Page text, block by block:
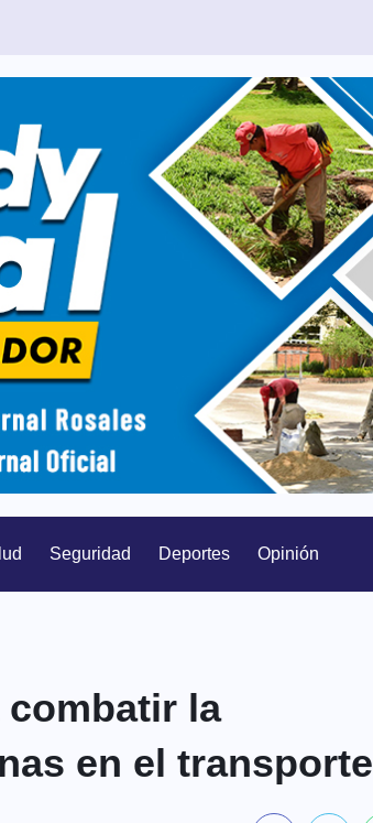
Seguridad Deportes Opinión
combatir la
en el transporte